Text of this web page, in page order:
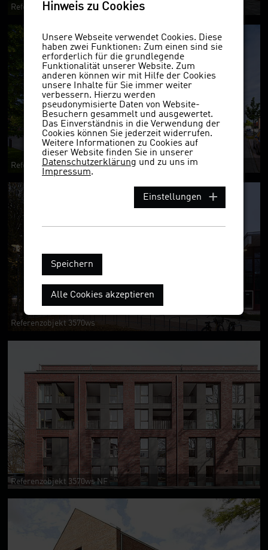
Referenzobjekt 3570ws
Referenzobjekt 3570ws NF
Referenzobjekt 3570ws
Referenzobjekt 3570ws NF
Hinweis zu Cookies
Unsere Webseite verwendet Cookies. Diese
haben zwei Funktionen: Zum einen sind sie
erforderlich für die grundlegende
Funktionalität unserer Website. Zum
anderen können wir mit Hilfe der Cookies
unsere Inhalte für Sie immer weiter
verbessern. Hierzu werden
pseudonymisierte Daten von Website-
Besuchern gesammelt und ausgewertet.
Das Einverständnis in die Verwendung der
Cookies können Sie jederzeit widerrufen.
Weitere Informationen zu Cookies auf
dieser Website finden Sie in unserer
Datenschutzerklärung und zu uns im
Impressum.
Einstellungen
Speichern
Alle Cookies akzeptieren